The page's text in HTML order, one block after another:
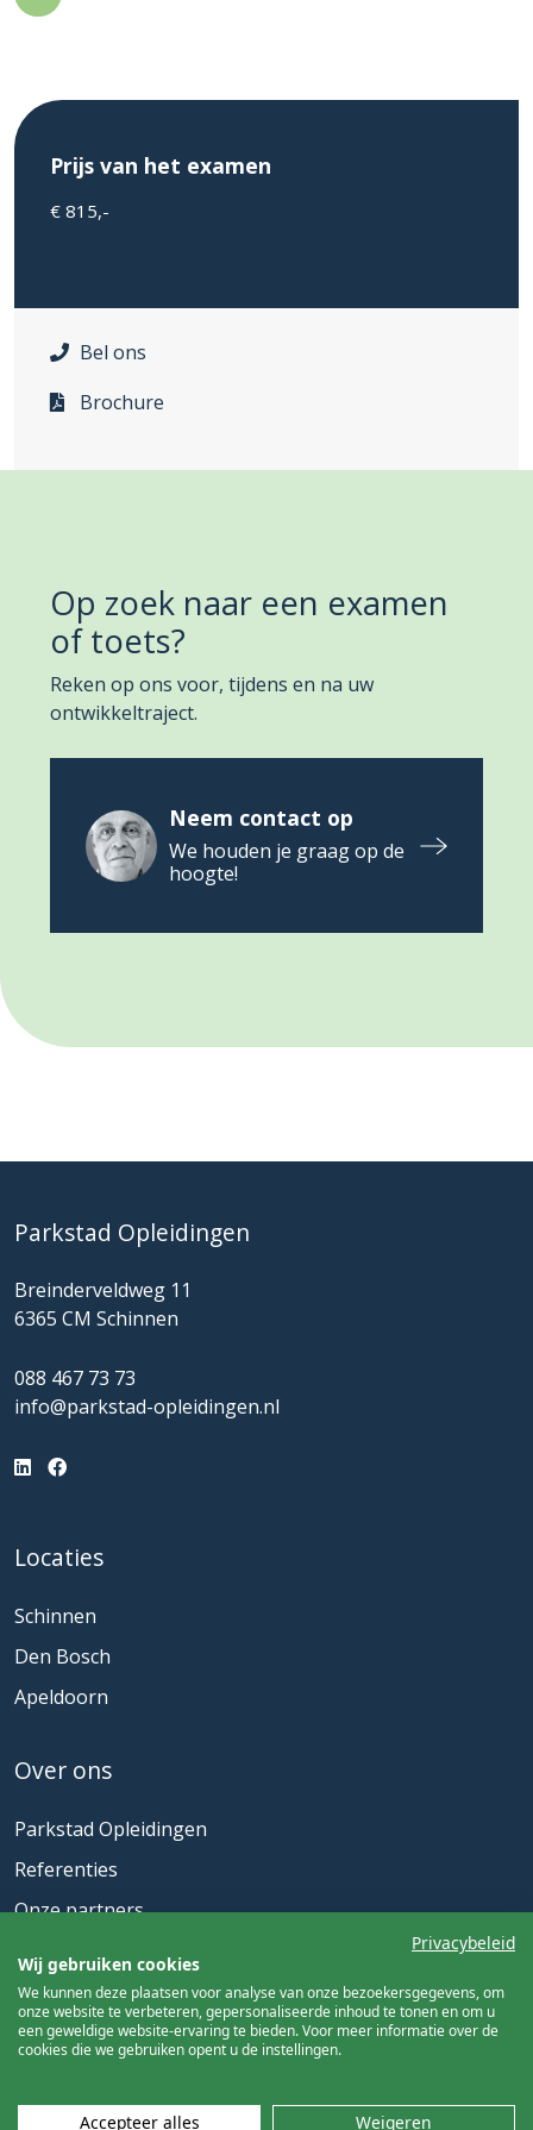
Prijs van het examen
€ 815,-
Bel ons
Brochure
Op zoek naar een examen
of toets?
Reken op ons voor, tijdens en na uw
ontwikkeltraject.
Neem contact op
We houden je graag op de
hoogte!
Parkstad Opleidingen
Breinderveldweg 11
6365 CM Schinnen
088 467 73 73
info@parkstad-opleidingen.nl
Locaties
Schinnen
Den Bosch
Apeldoorn
Over ons
Parkstad Opleidingen
Referenties
Onze partners
Nieuwsbrief
Privacybeleid
Wij gebruiken cookies
We kunnen deze plaatsen voor analyse van onze bezoekersgegevens, om
onze website te verbeteren, gepersonaliseerde inhoud te tonen en om u
een geweldige website-ervaring te bieden. Voor meer informatie over de
cookies die we gebruiken opent u de instellingen.
Accepteer alles Weigeren